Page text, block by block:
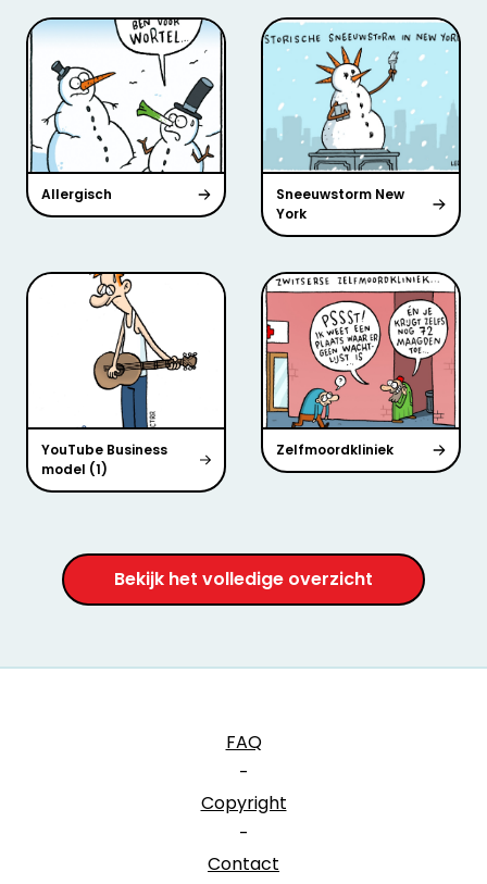
Allergisch
Sneeuwstorm New
York
YouTube Business
model (1)
Zelfmoordkliniek
Bekijk het volledige overzicht
FAQ
-
Copyright
-
Contact